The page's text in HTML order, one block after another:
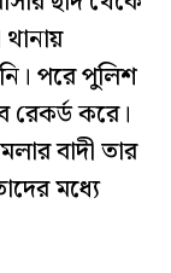
পরে পুলিশ
রেকর্ড করে।
বাদী তার
মধ্যে